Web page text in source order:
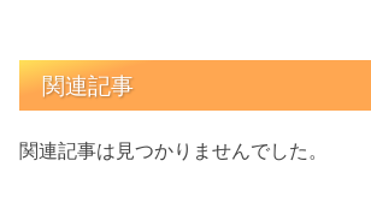
関連記事
関連記事は見つかりませんでした。